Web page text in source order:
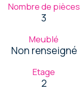
Nombre de pièces
3
Meublé
Non renseigné
Etage
2